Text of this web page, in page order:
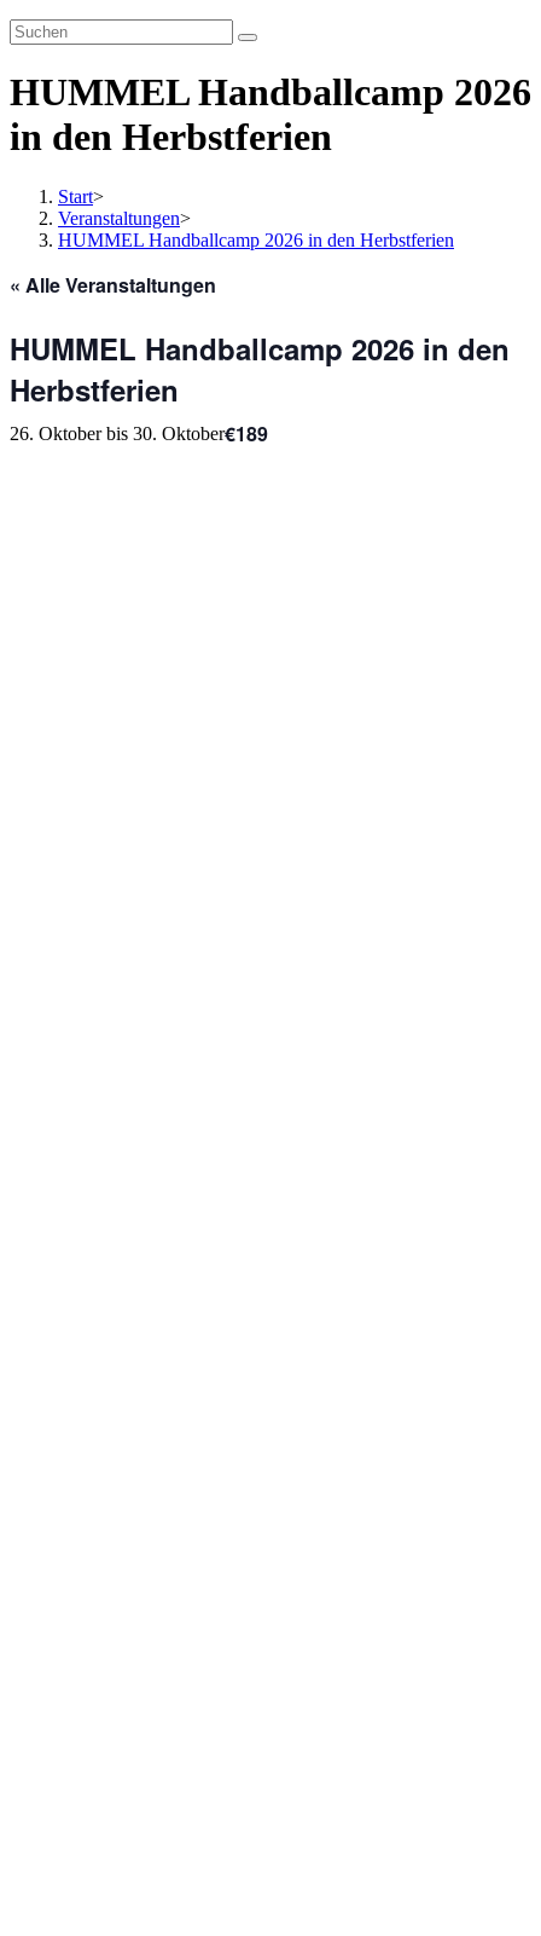
HUMMEL Handballcamp 2026
in den Herbstferien
Start>
Veranstaltungen>
HUMMEL Handballcamp 2026 in den Herbstferien
« Alle Veranstaltungen
HUMMEL Handballcamp 2026 in den
Herbstferien
26. Oktoberbis 30. Oktober€189